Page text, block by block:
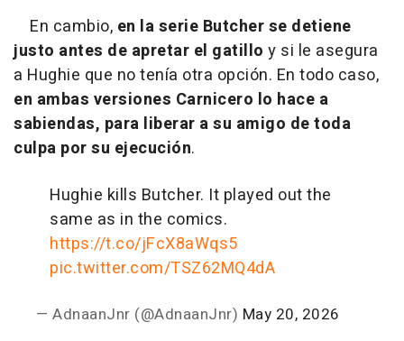
En cambio, en la serie Butcher se detiene
justo antes de apretar el gatillo y si le asegura
a Hughie que no tenía otra opción. En todo caso,
en ambas versiones Carnicero lo hace a
sabiendas, para liberar a su amigo de toda
culpa por su ejecución.
Hughie kills Butcher. It played out the
same as in the comics.
https://t.co/jFcX8aWqs5
pic.twitter.com/TSZ62MQ4dA
— AdnaanJnr (@AdnaanJnr) May 20, 2026